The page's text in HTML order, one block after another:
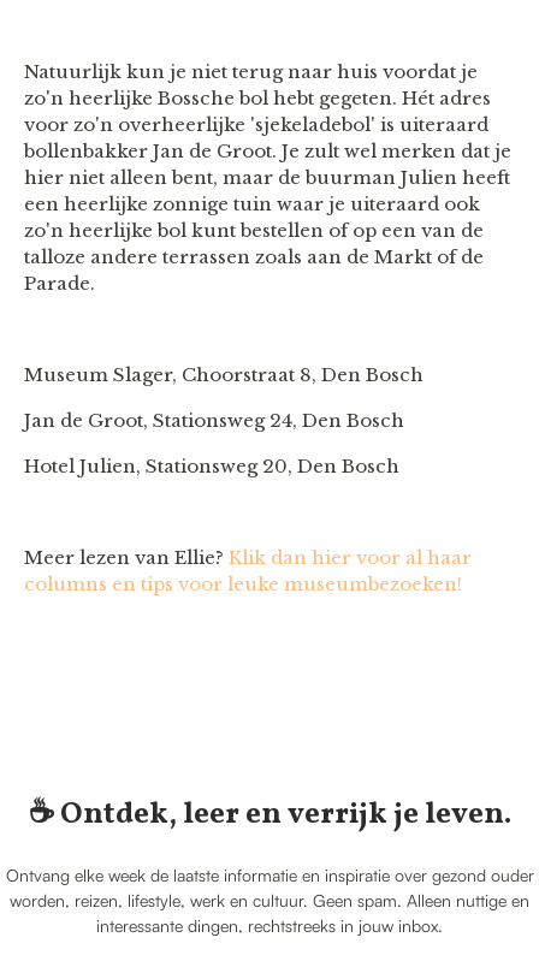
Natuurlijk kun je niet terug naar huis voordat je
zo'n heerlijke Bossche bol hebt gegeten. Hét adres
voor zo'n overheerlijke 'sjekeladebol' is uiteraard
bollenbakker Jan de Groot. Je zult wel merken dat je
hier niet alleen bent, maar de buurman Julien heeft
een heerlijke zonnige tuin waar je uiteraard ook
zo'n heerlijke bol kunt bestellen of op een van de
talloze andere terrassen zoals aan de Markt of de
Parade.
Museum Slager, Choorstraat 8, Den Bosch
Jan de Groot, Stationsweg 24, Den Bosch
Hotel Julien, Stationsweg 20, Den Bosch
Meer lezen van Ellie? Klik dan hier voor al haar
columns en tips voor leuke museumbezoeken!
☕️ Ontdek, leer en verrijk je leven.
Ontvang elke week de laatste informatie en inspiratie over gezond ouder
worden, reizen, lifestyle, werk en cultuur. Geen spam. Alleen nuttige en
interessante dingen, rechtstreeks in jouw inbox.